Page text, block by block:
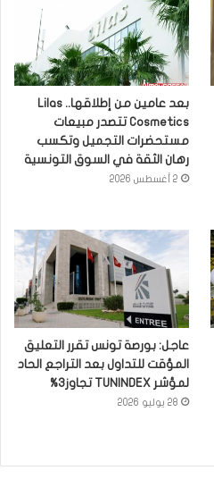
بعد عامين من إطلاقها.. Lilas
Cosmetics تتصدر مبيعات
مستحضرات التجميل وتكسب
رهان الثقة في السوق التونسية
2 أغسطس 2026
عاجل: بورصة تونس تقرر التعليق
المؤقت للتداول بعد التراجع الحاد
لمؤشر TUNINDEX تجاوز3%
28 يوليو 2026